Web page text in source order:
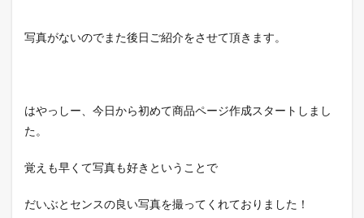
写真がないのでまた後日ご紹介をさせて頂きます。
はやっしー、今日から初めて商品ページ作成スタートしまし
た。
覚えも早くて写真も好きということで
だいぶとセンスの良い写真を撮ってくれておりました！